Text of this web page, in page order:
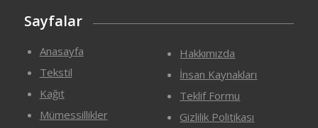
Sayfalar
Anasayfa
Tekstil
Kağıt
Mümessillikler
Hakkımızda
İnsan Kaynakları
Teklif Formu
Gizlilik Politikası